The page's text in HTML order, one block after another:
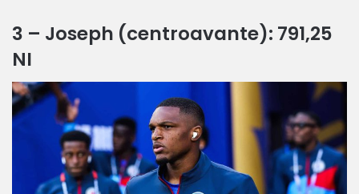
3 – Joseph (centroavante): 791,25
NI